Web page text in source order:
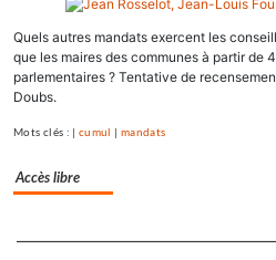
Quels autres mandats exercent les
que les maires des communes à partir de
parlementaires ? Tentative de
Doubs.
Mots clés : |cumul | mandats
Accès libre